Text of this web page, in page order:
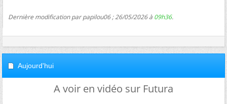
Dernière modification par papilou06 ; 26/05/2026 à 09h36.
Aujourd'hui
A voir en vidéo sur Futura